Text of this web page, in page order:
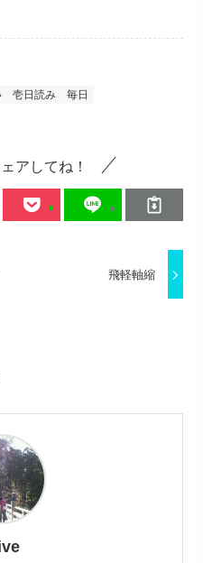
壱日読み
毎日
アしてね！
飛軽軸縮